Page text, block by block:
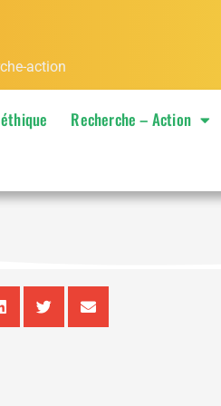
action
Recherche – Action